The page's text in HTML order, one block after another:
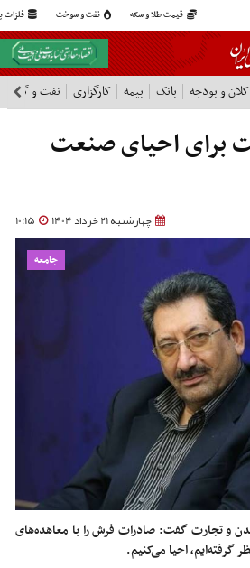
قیمت طلا و سکه نفت و سوخت فلزات
کلان و بودجه بانک بیمه کارگزاری نفت و گاز
برای احیای صنعت
چهارشنبه 21 خرداد 1404 10:15
جامعه
و تجارت گفت: صادرات فرش را با معاهده‌های
گرفته‌ایم، احیا می‌کنیم.